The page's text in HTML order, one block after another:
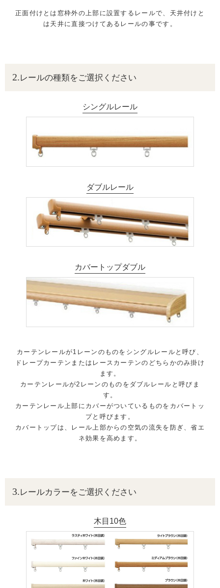
正面付けとは窓枠外の上部に設置するレールで、天井付けと
は天井に直接つけてあるレールの事です。
レールの種類をご選択ください
シングルレール
ダブルレール
カバートップダブル
カーテンレールが1レーンのものをシングルレールと呼び、
ドレープカーテンまたはレースカーテンのどちらかのみ掛け
ます。
カーテンレールが2レーンのものをダブルレールと呼びま
す。
カーテンレール上部にカバーがついているものをカバートッ
プと呼びます。
カバートップは、レール上部からの空気の流失を防ぎ、省エ
ネ効果を高めます。
レールカラーをご選択ください
木目10色